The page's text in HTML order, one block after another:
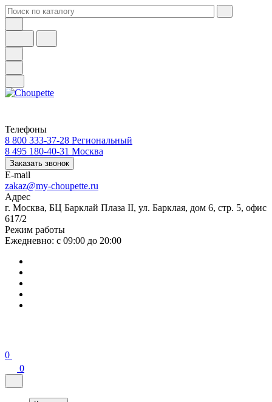
Телефоны
8 800 333-37-28 Региональный
8 495 180-40-31 Москва
Заказать звонок
E-mail
zakaz@my-choupette.ru
Адрес
г. Москва, БЦ Барклай Плаза II, ул. Барклая, дом 6, стр. 5, офис
617/2
Режим работы
Ежедневно: с 09:00 до 20:00
0
0